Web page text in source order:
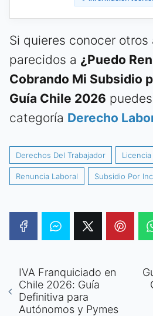
Si quieres conocer otros
parecidos a ¿Puedo
Cobrando Mi Subsidio
Guía Chile 2026
categoría Derecho
Derechos Del Trabajador
Renuncia Laboral Subsidio Por
IVA Franquiciado en
Chile 2026: Guía
Definitiva para
Autónomos y Pymes